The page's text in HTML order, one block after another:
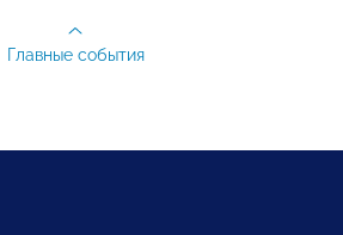
Главные события